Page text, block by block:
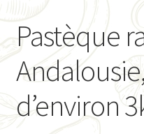
Pastèque
d’environ